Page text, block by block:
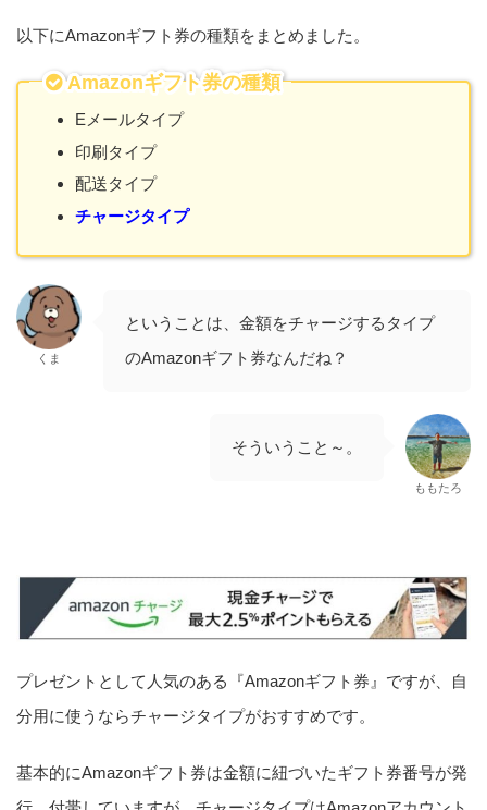
以下にAmazonギフト券の種類をまとめました。
Amazonギフト券の種類
Eメールタイプ
印刷タイプ
配送タイプ
チャージタイプ
くま
ということは、金額をチャージするタイプ
のAmazonギフト券なんだね？
そういうこと～。
ももたろ
プレゼントとして人気のある『Amazonギフト券』ですが、自
分用に使うならチャージタイプがおすすめです。
基本的にAmazonギフト券は金額に紐づいたギフト券番号が発